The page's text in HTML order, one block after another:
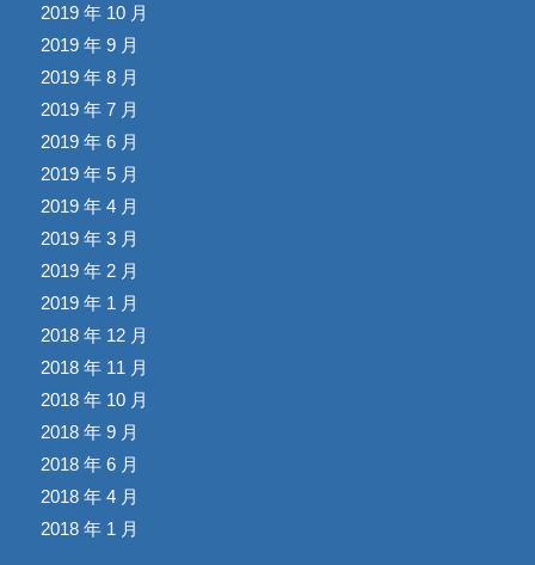
2019 年 10 月
2019 年 9 月
2019 年 8 月
2019 年 7 月
2019 年 6 月
2019 年 5 月
2019 年 4 月
2019 年 3 月
2019 年 2 月
2019 年 1 月
2018 年 12 月
2018 年 11 月
2018 年 10 月
2018 年 9 月
2018 年 6 月
2018 年 4 月
2018 年 1 月